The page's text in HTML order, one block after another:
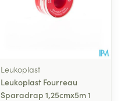
Leukoplast
Leukoplast Fourreau
Sparadrap 1,25cmx5m 1